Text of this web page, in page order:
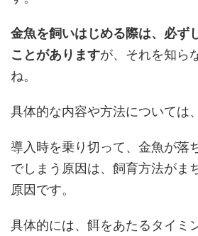
金魚を飼いはじめる際は、必ず
ことがありますが、それを知ら
ね。
具体的な内容や方法については
導入時を乗り切って、金魚が落
でしまう原因は、飼育方法がま
原因です。
具体的には、餌をあたるタイミ